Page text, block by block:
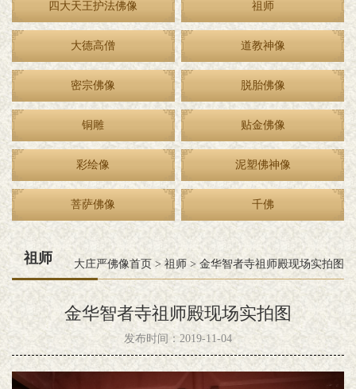
四大天王护法佛像 祖师
大德高僧 道教神像
密宗佛像 脱胎佛像
铜雕 贴金佛像
彩绘像 泥塑佛神像
菩萨佛像 千佛
祖师 大庄严佛像首页 > 祖师 >金华智者寺祖师殿现场实拍图
金华智者寺祖师殿现场实拍图
发布时间：2019-11-04